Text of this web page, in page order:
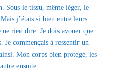
Sous le tissu, même léger, le
j’étais si bien entre leurs
ne rien dire. Je dois avouer que
Je commençais à ressentir un
Mon corps bien protégé, les
ensuite.